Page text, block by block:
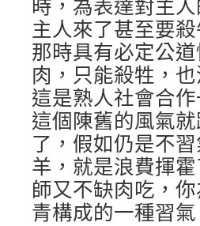
時，為表達對主
主人來了甚至要
那時具有必定公
肉，只能殺牲，
這是熟人社會合
這個陳舊的風氣
了，假如仍是不
羊，就是浪費揮
師又不缺肉吃，
青構成的一種習